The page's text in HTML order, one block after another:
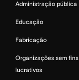
Administração pública
Educação
Fabricação
Organizações sem fins
lucrativos